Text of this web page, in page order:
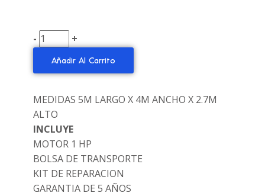
- +
Añadir Al Carrito
MEDIDAS 5M LARGO X 4M ANCHO X 2.7M
ALTO
INCLUYE
MOTOR 1 HP
BOLSA DE TRANSPORTE
KIT DE REPARACION
GARANTIA DE 5 AÑOS